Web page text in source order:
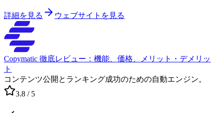
詳細を見る ウェブサイトを見る
Copymatic 徹底レビュー：機能、価格、メリット・デメリッ
ト
コンテンツ公開とランキング成功のための自動エンジン。
3.8 / 5